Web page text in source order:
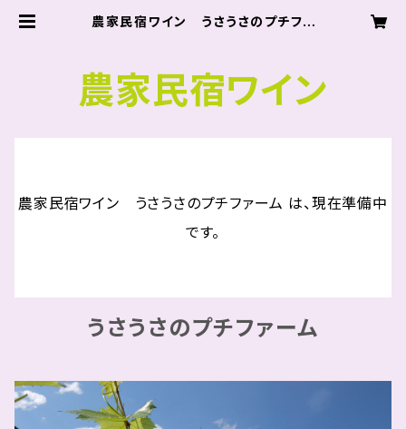
農家民宿ワイン うさうさのプチファ
農家民宿ワイン
農家民宿ワイン うさうさのプチファーム は、現在準備中
です。
うさうさのプチファーム